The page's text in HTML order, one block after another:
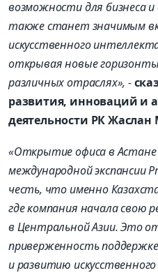
возможности для бизнеса
также станет значимым
искусственного
открывая новые
различных отраслях», -
развития, инноваций и
деятельности РК Жаслан
«Открытие офиса в
международной экспансии
честь, что именно
где компания начала свою
в Центральной Азии. Это
приверженность
и развитию